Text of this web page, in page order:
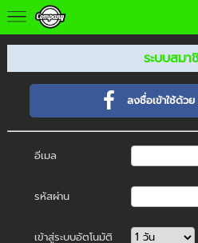
ระบบสมา
ลงชื่อเข้าใช้ด้ว
อีเมล
รหัสผ่าน
เข้าสู่ระบบอัตโนมัติ